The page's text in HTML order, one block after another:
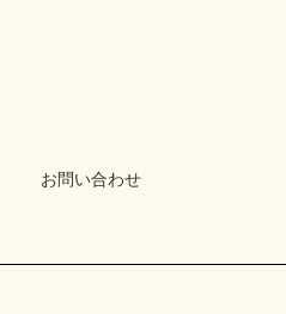
お問い合わせ